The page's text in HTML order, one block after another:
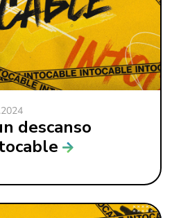
descanso